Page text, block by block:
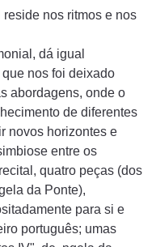
nos ritmos e nos
dá igual
nos foi deixado
abordagens, onde o
de diferentes
novos horizontes e
entre os
quatro peças (dos
da Ponte),
para si e
português; umas